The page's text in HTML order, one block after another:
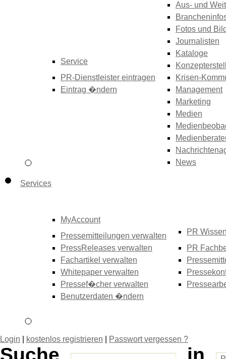
Service
PR-Dienstleister eintragen
Eintrag �ndern
Aus- und
Fotos und
Journalisten
Kataloge
Krisen-
Management
Marketing
Medien
News
Services
MyAccount
Pressemitteilungen verwalten
PressReleases verwalten
Fachartikel verwalten
Whitepaper verwalten
Pressef�cher verwalten
Benutzerdaten �ndern
PR
PR
Login kostenlos registrieren Passwort vergessen ?